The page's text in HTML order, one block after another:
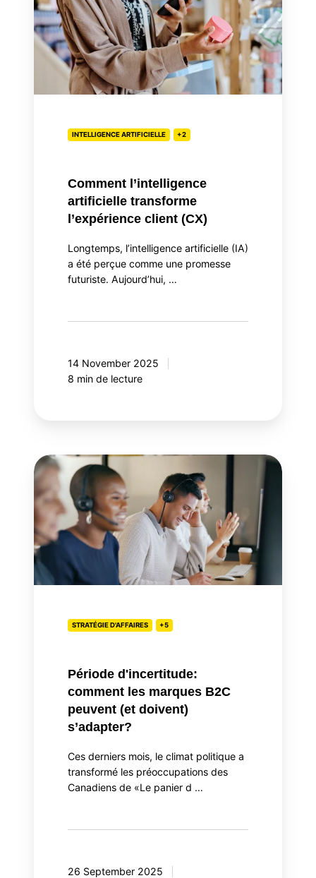
l’expérience
client
(CX)
INTELLIGENCE ARTIFICIELLE +2
Comment l’intelligence
artificielle transforme
l’expérience client (CX)
Longtemps, l’intelligence artificielle (IA)
a été perçue comme une promesse
futuriste. Aujourd’hui, …
14 November 2025
8 min de lecture
Période
d'incertitude:
comment
les
marques
B2C
peuvent
(et
s’adapter?STRATÉGIE D'AFFAIRES +5
Période d'incertitude:
comment les marques B2C
peuvent (et doivent)
s’adapter?
Ces derniers mois, le climat politique a
transformé les préoccupations des
Canadiens de «Le panier d …
26 September 2025